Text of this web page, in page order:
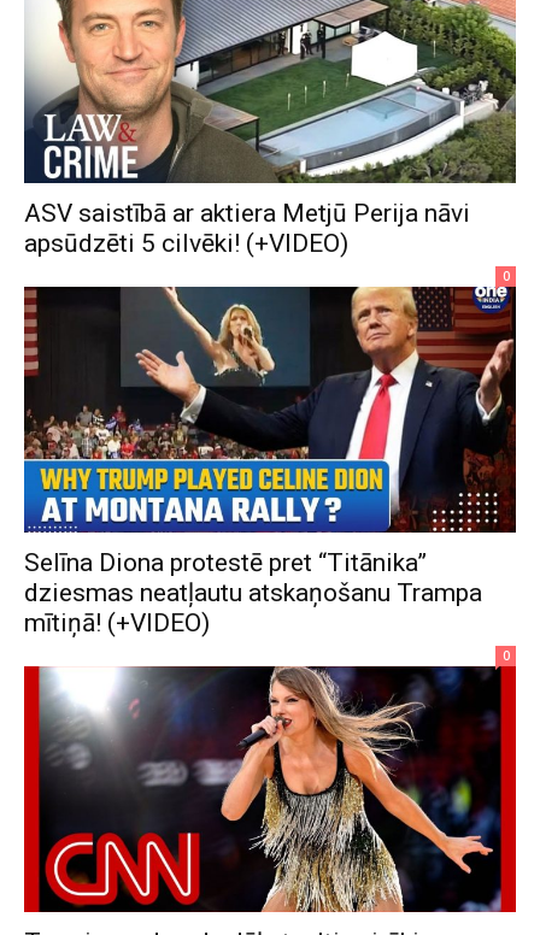
ASV saistībā ar aktiera Metjū Perija nāvi
apsūdzēti 5 cilvēki! (+VIDEO)
0
Selīna Diona protestē pret “Titānika”
dziesmas neatļautu atskaņošanu Trampa
mītiņā! (+VIDEO)
0